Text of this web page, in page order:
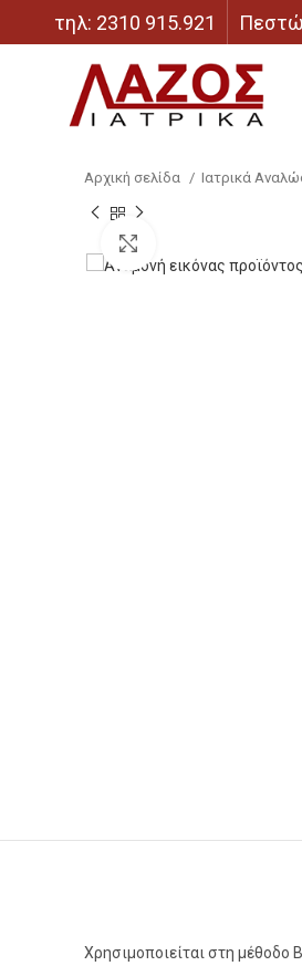
τηλ: 2310 915.921
Αρχική σελίδα Ιατρικά
Χρησιμοποιείται στη μέθοδο